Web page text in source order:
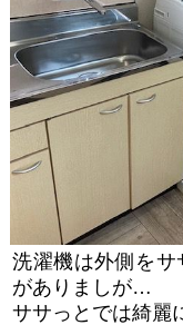
洗濯機は外側を
がありましが…
ササっとでは綺麗